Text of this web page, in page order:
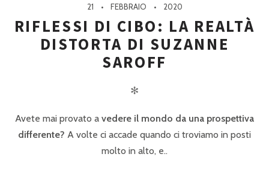
21 FEBBRAIO 2020
RIFLESSI DI CIBO: LA REALTÀ
DISTORTA DI SUZANNE
SAROFF
✻
Avete mai provato a vedere il mondo da una prospettiva
differente? A volte ci accade quando ci troviamo in posti
molto in alto, e..